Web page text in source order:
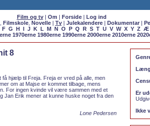
Film og tv| Om | Forside| Log ind
Filmskole, Novelle| Tv| Julekalendere| Dokumentar|
F G H I J K L M N O P Q R S T U V W X Y Z Æ
1970erne 1980erne 1990erne 2000erne 2010erne
8
hjælp til Freja. Freja er vred på alle, men
om at Majse er kommet tilbage, mens
For ingen kvinde vil være sammen med et
Jan Erik mener at kunne huske noget fra den
Lone Pedersen
Er
Ikke